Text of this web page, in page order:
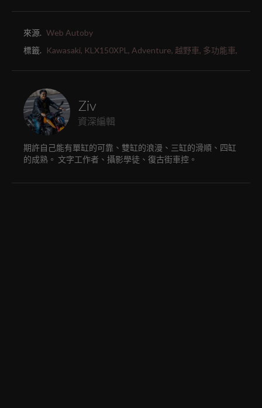
來源. Web Autoby
標籤.
Kawasaki, KLX150XPL, Adventure, 越野車, 多功能車,
Ziv
資深編輯
期許自己能有單缸的可靠、雙缸的浪漫、三缸的滑順、四缸
的成熟。 文字工作者、攝影學徒、復古街車控。